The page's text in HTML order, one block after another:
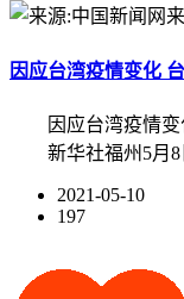
因应台湾疫情变化
因应台湾疫情变
新华社福州5月8
2021-05-10
197